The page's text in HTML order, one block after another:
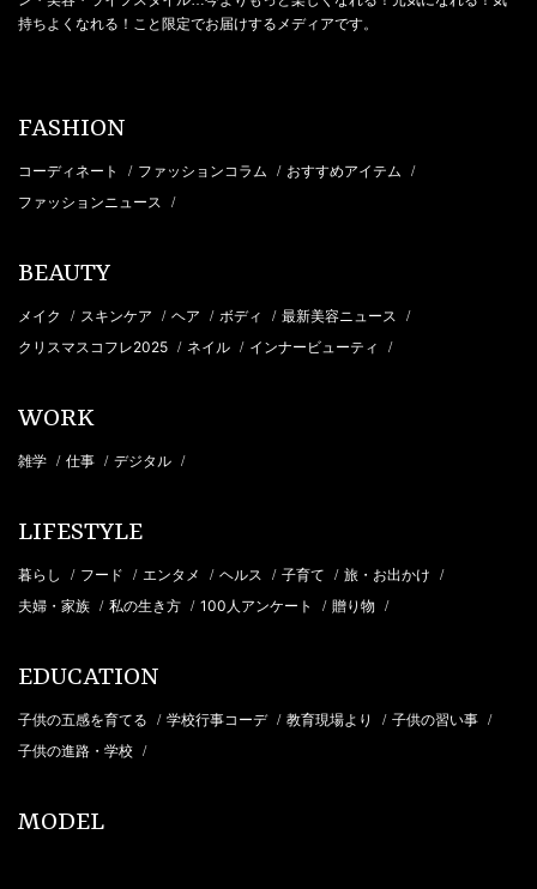
持ちよくなれる！こと限定でお届けするメディアです。
FASHION
コーディネート / ファッションコラム / おすすめアイテム /
ファッションニュース /
BEAUTY
メイク / スキンケア / ヘア / ボディ / 最新美容ニュース /
クリスマスコフレ2025 / ネイル / インナービューティ /
WORK
雑学 / 仕事 / デジタル /
LIFESTYLE
暮らし / フード / エンタメ / ヘルス / 子育て / 旅・お出かけ /
夫婦・家族 / 私の生き方 / 100人アンケート / 贈り物 /
EDUCATION
子供の五感を育てる / 学校行事コーデ / 教育現場より / 子供の習い事 /
子供の進路・学校 /
MODEL